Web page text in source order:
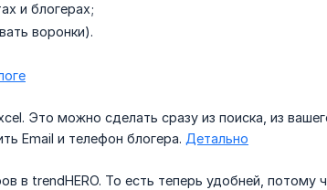
и блогерах;
воронки).
Это можно сделать сразу из поиска, из
Email и телефон блогера. Детально
в trendHERO. То есть теперь удобней,